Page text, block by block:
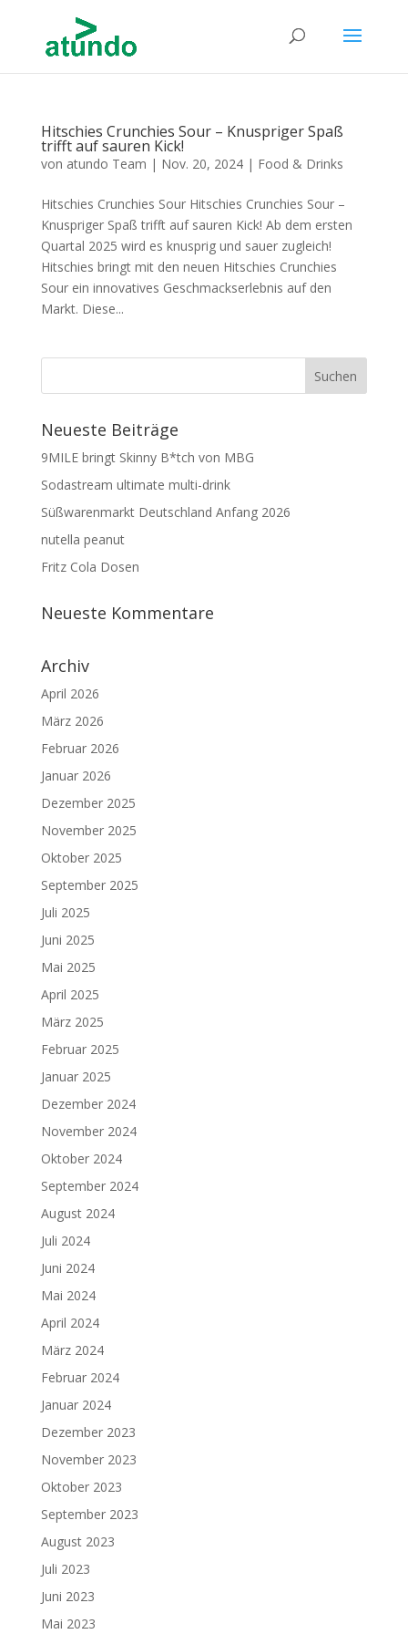
Hitschies Crunchies Sour – Knuspriger Spaß
trifft auf sauren Kick!
von atundo Team | Nov. 20, 2024| Food & Drinks
Hitschies Crunchies Sour Hitschies Crunchies Sour –
Knuspriger Spaß trifft auf sauren Kick! Ab dem ersten
Quartal 2025 wird es knusprig und sauer zugleich!
Hitschies bringt mit den neuen Hitschies Crunchies
Sour ein innovatives Geschmackserlebnis auf den
Markt. Diese...
Neueste Beiträge
9MILE bringt Skinny B*tch von MBG
Sodastream ultimate multi-drink
Süßwarenmarkt Deutschland Anfang 2026
nutella peanut
Fritz Cola Dosen
Neueste Kommentare
Archiv
April 2026
März 2026
Februar 2026
Januar 2026
Dezember 2025
November 2025
Oktober 2025
September 2025
Juli 2025
Juni 2025
Mai 2025
April 2025
März 2025
Februar 2025
Januar 2025
Dezember 2024
November 2024
Oktober 2024
September 2024
August 2024
Juli 2024
Juni 2024
Mai 2024
April 2024
März 2024
Februar 2024
Januar 2024
Dezember 2023
November 2023
Oktober 2023
September 2023
August 2023
Juli 2023
Juni 2023
Mai 2023